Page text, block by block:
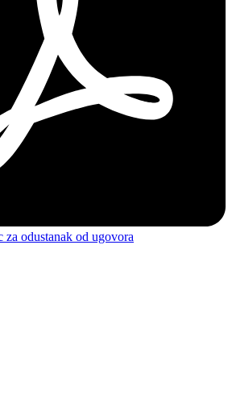
za odustanak od ugovora